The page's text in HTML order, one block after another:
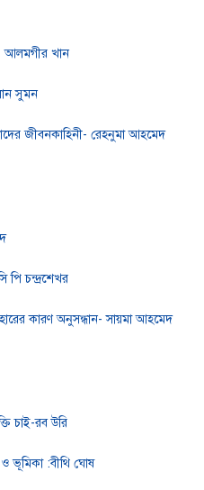
আলমগীর খান
সুমন
জীবনকাহিনী- রেহনুমা আহমেদ
পি চন্দ্রশেখর
কারণ অনুসন্ধান- সায়মা আহমেদ
চাই-রব উরি
ভূমিকা :বীথি ঘোষ